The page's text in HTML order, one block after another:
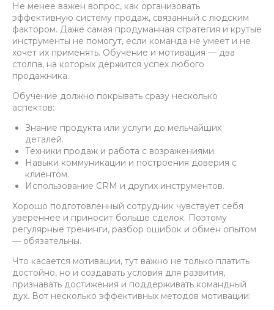
Не менее важен вопрос, как организовать
эффективную систему продаж, связанный с людским
фактором. Даже самая продуманная стратегия и крутые
инструменты не помогут, если команда не умеет и не
хочет их применять. Обучение и мотивация — два
столпа, на которых держится успех любого
продажника.
Обучение должно покрывать сразу несколько
аспектов:
Знание продукта или услуги до мельчайших
деталей.
Техники продаж и работа с возражениями.
Навыки коммуникации и построения доверия с
клиентом.
Использование CRM и других инструментов.
Хорошо подготовленный сотрудник чувствует себя
увереннее и приносит больше сделок. Поэтому
регулярные тренинги, разбор ошибок и обмен опытом
— обязательны.
Что касается мотивации, тут важно не только платить
достойно, но и создавать условия для развития,
признавать достижения и поддерживать командный
дух. Вот несколько эффективных методов мотивации: